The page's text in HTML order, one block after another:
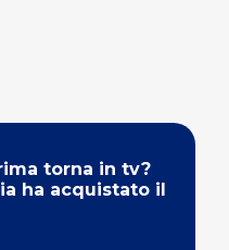
torna in tv?
ha acquistato il